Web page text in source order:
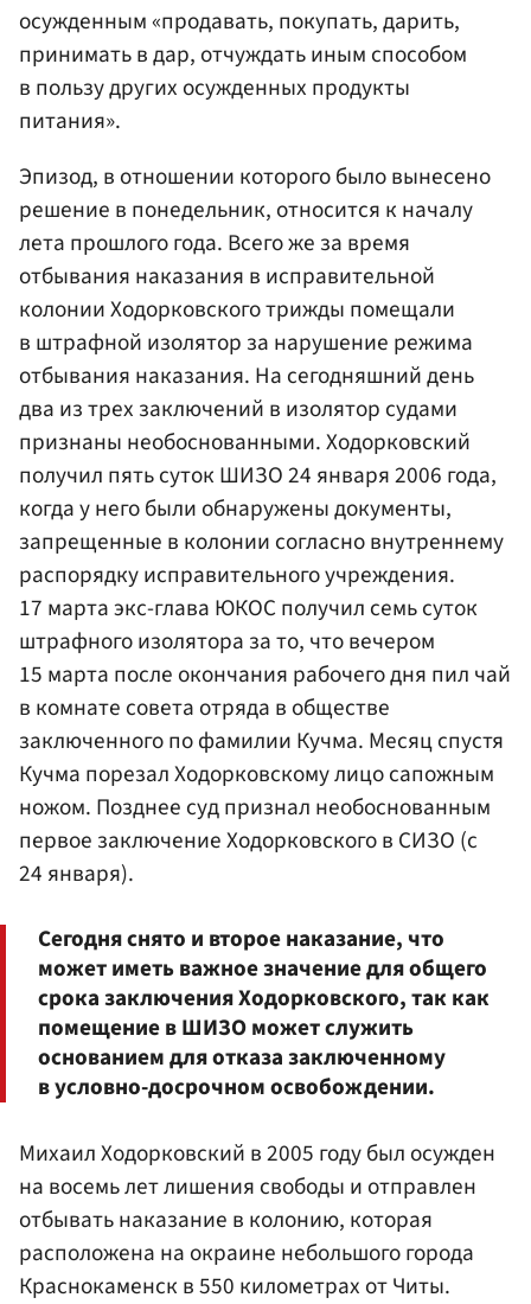
осужденным «продавать, покупать, дарить,
принимать в дар, отчуждать иным способом
в пользу других осужденных продукты
питания».
Эпизод, в отношении которого было вынесено
решение в понедельник, относится к началу
лета прошлого года. Всего же за время
отбывания наказания в исправительной
колонии Ходорковского трижды помещали
в штрафной изолятор за нарушение режима
отбывания наказания. На сегодняшний день
два из трех заключений в изолятор судами
признаны необоснованными. Ходорковский
получил пять суток ШИЗО 24 января 2006 года,
когда у него были обнаружены документы,
запрещенные в колонии согласно внутреннему
распорядку исправительного учреждения.
17 марта экс-глава ЮКОС получил семь суток
штрафного изолятора за то, что вечером
15 марта после окончания рабочего дня пил чай
в комнате совета отряда в обществе
заключенного по фамилии Кучма. Месяц спустя
Кучма порезал Ходорковскому лицо сапожным
ножом. Позднее суд признал необоснованным
первое заключение Ходорковского в СИЗО (с
24 января).
Сегодня снято и второе наказание, что
может иметь важное значение для общего
срока заключения Ходорковского, так как
помещение в ШИЗО может служить
основанием для отказа заключенному
в условно-досрочном освобождении.
Михаил Ходорковский в 2005 году был осужден
на восемь лет лишения свободы и отправлен
отбывать наказание в колонию, которая
расположена на окраине небольшого города
Краснокаменск в 550 километрах от Читы.